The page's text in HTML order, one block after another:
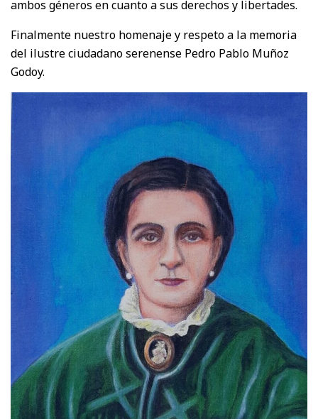
ambos géneros en cuanto a sus derechos y libertades.
Finalmente nuestro homenaje y respeto a la memoria
del ilustre ciudadano serenense Pedro Pablo Muñoz
Godoy.